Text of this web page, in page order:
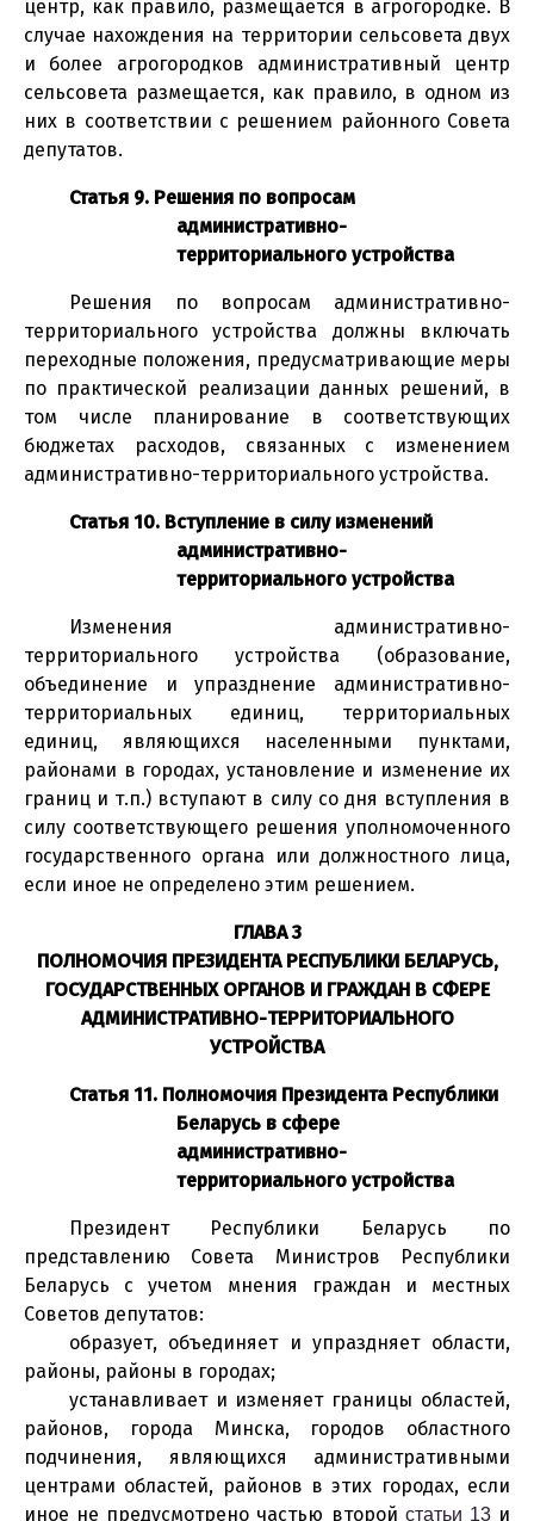
центр, как правило, размещается в агрогородке. В
случае нахождения на территории сельсовета двух
и более агрогородков административный центр
сельсовета размещается, как правило, в одном из
них в соответствии с решением районного Совета
депутатов.
Статья 9. Решения по вопросам
административно-
территориального устройства
Решения по вопросам административно-
территориального устройства должны включать
переходные положения, предусматривающие меры
по практической реализации данных решений, в
том числе планирование в соответствующих
бюджетах расходов, связанных с изменением
административно-территориального устройства.
Статья 10. Вступление в силу изменений
административно-
территориального устройства
Изменения административно-
территориального устройства (образование,
объединение и упразднение административно-
территориальных единиц, территориальных
единиц, являющихся населенными пунктами,
районами в городах, установление и изменение их
границ и т.п.) вступают в силу со дня вступления в
силу соответствующего решения уполномоченного
государственного органа или должностного лица,
если иное не определено этим решением.
ГЛАВА 3
ПОЛНОМОЧИЯ ПРЕЗИДЕНТА РЕСПУБЛИКИ БЕЛАРУСЬ,
ГОСУДАРСТВЕННЫХ ОРГАНОВ И ГРАЖДАН В СФЕРЕ
АДМИНИСТРАТИВНО-ТЕРРИТОРИАЛЬНОГО
УСТРОЙСТВА
Статья 11. Полномочия Президента Республики
Беларусь в сфере
административно-
территориального устройства
Президент Республики Беларусь по
представлению Совета Министров Республики
Беларусь с учетом мнения граждан и местных
Советов депутатов:
образует, объединяет и упраздняет области,
районы, районы в городах;
устанавливает и изменяет границы областей,
районов, города Минска, городов областного
подчинения, являющихся административными
центрами областей, районов в этих городах, если
иное не предусмотрено частью второй статьи 13и